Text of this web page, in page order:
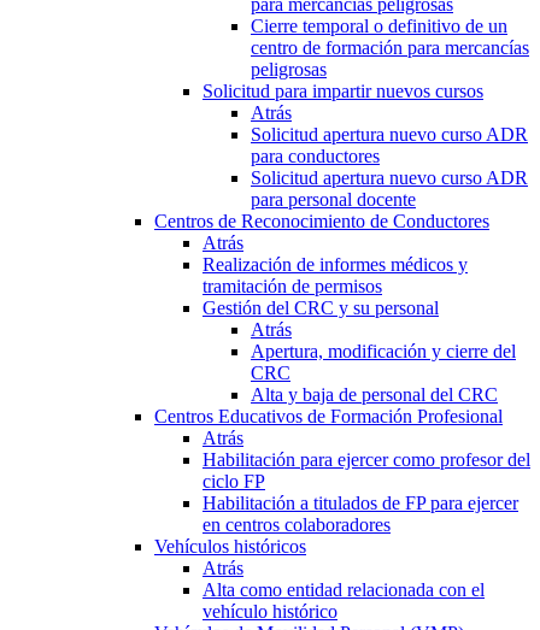
para mercancías peligrosas
Cierre temporal o definitivo de un
centro de formación para mercancías
peligrosas
Solicitud para impartir nuevos cursos
Atrás
Solicitud apertura nuevo curso ADR
para conductores
Solicitud apertura nuevo curso ADR
para personal docente
Centros de Reconocimiento de Conductores
Atrás
Realización de informes médicos y
tramitación de permisos
Gestión del CRC y su personal
Atrás
Apertura, modificación y cierre del
CRC
Alta y baja de personal del CRC
Centros Educativos de Formación Profesional
Atrás
Habilitación para ejercer como profesor del
ciclo FP
Habilitación a titulados de FP para ejercer
en centros colaboradores
Vehículos históricos
Atrás
Alta como entidad relacionada con el
vehículo histórico